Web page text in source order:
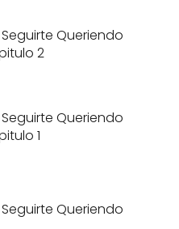
Queriendo
2
Queriendo
1
Queriendo